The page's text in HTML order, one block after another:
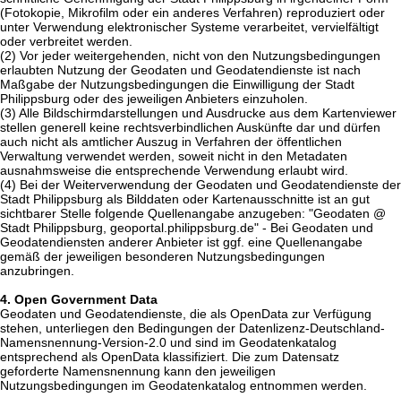
(Fotokopie, Mikrofilm oder ein anderes Verfahren) reproduziert oder
unter Verwendung elektronischer Systeme verarbeitet, vervielfältigt
oder verbreitet werden.
(2) Vor jeder weitergehenden, nicht von den Nutzungsbedingungen
erlaubten Nutzung der Geodaten und Geodatendienste ist nach
Maßgabe der Nutzungsbedingungen die Einwilligung der Stadt
Philippsburg oder des jeweiligen Anbieters einzuholen.
(3) Alle Bildschirmdarstellungen und Ausdrucke aus dem Kartenviewer
stellen generell keine rechtsverbindlichen Auskünfte dar und dürfen
auch nicht als amtlicher Auszug in Verfahren der öffentlichen
Verwaltung verwendet werden, soweit nicht in den Metadaten
ausnahmsweise die entsprechende Verwendung erlaubt wird.
(4) Bei der Weiterverwendung der Geodaten und Geodatendienste der
Stadt Philippsburg als Bilddaten oder Kartenausschnitte ist an gut
sichtbarer Stelle folgende Quellenangabe anzugeben: "Geodaten @
Stadt Philippsburg, geoportal.philippsburg.de" - Bei Geodaten und
Geodatendiensten anderer Anbieter ist ggf. eine Quellenangabe
gemäß der jeweiligen besonderen Nutzungsbedingungen
anzubringen.
4. Open Government Data
Geodaten und Geodatendienste, die als OpenData zur Verfügung
stehen, unterliegen den Bedingungen der Datenlizenz-Deutschland-
Namensnennung-Version-2.0 und sind im Geodatenkatalog
entsprechend als OpenData klassifiziert. Die zum Datensatz
geforderte Namensnennung kann den jeweiligen
Nutzungsbedingungen im Geodatenkatalog entnommen werden.